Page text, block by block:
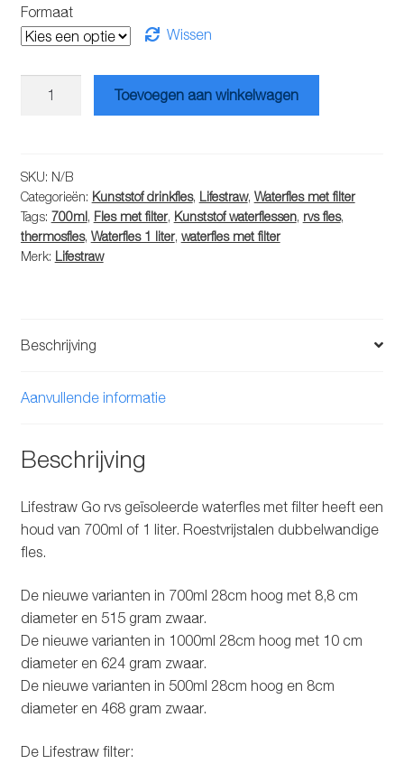
Formaat
Wissen
waterfles
met
filter
aantal
Toevoegen aan winkelwagen
SKU: N/B
Categorieën: Kunststof drinkfles, Lifestraw, Waterfles met filter
Tags: 700ml, Fles met filter, Kunststof waterflessen, rvs fles,
thermosfles, Waterfles 1 liter, waterfles met filter
Merk: Lifestraw
Beschrijving
Aanvullende informatie
Beschrijving
Lifestraw Go rvs geïsoleerde waterfles met filter heeft een
houd van 700ml of 1 liter. Roestvrijstalen dubbelwandige
fles.
De nieuwe varianten in 700ml 28cm hoog met 8,8 cm
diameter en 515 gram zwaar.
De nieuwe varianten in 1000ml 28cm hoog met 10 cm
diameter en 624 gram zwaar.
De nieuwe varianten in 500ml 28cm hoog en 8cm
diameter en 468 gram zwaar.
De Lifestraw filter: